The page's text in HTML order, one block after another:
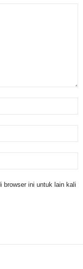
browser ini untuk lain kali